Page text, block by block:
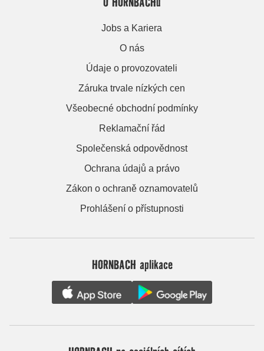
Jobs a Kariera
O nás
Údaje o provozovateli
Záruka trvale nízkých cen
Všeobecné obchodní podmínky
Reklamační řád
Společenská odpovědnost
Ochrana údajů a právo
Zákon o ochraně oznamovatelů
Prohlášení o přístupnosti
HORNBACH aplikace